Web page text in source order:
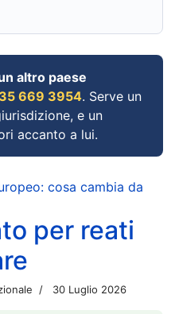
altro paese
669 3954. Serve un
e un
accanto a lui.
cosa cambia da
per reati
30 Luglio 2026